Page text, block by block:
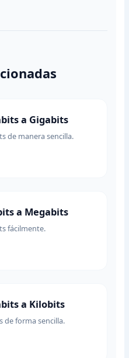
a Gigabits
de manera sencilla.
a Megabits
fácilmente.
a Kilobits
de forma sencilla.